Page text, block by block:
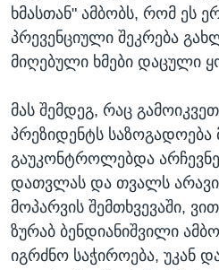
ხმასთან" ამბობს, რომ ეს
პრევენციული შეკრება
მიღებული ხმები დაცული
მას შემდეგ, რაც
პრეზიდენტს საზოგადოება
გაუკონტროლებდა
დათვლას და თვალს
მოპარვის შემთხვევაში,
ზურაბ ბენდიანიშვილი
იგრძნო საჭიროება, უკან